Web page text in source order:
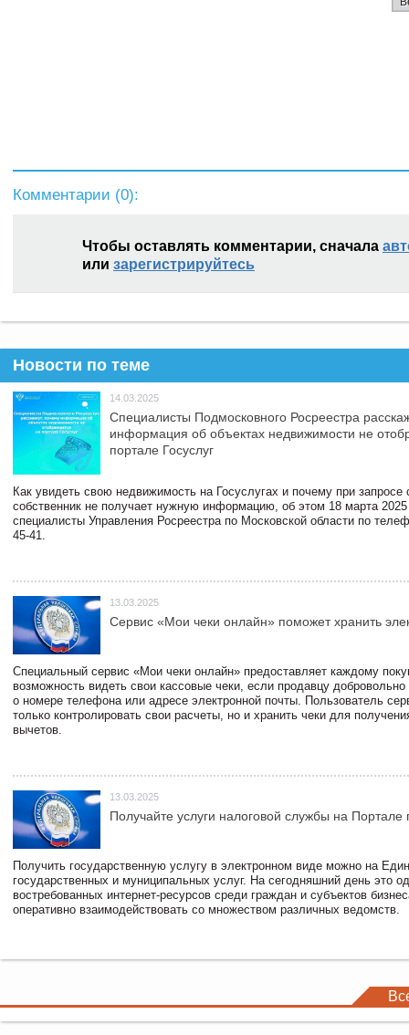
Комментарии (0):
Чтобы оставлять комментарии, сначала
или зарегистрируйтесь
Новости по теме
14.03.2025
Специалисты Подмосковного Росреестра
информация об объектах недвижимости не
портале Госуслуг
Как увидеть свою недвижимость на Госуслугах и почему при запросе
собственник не получает нужную информацию, об этом 18 марта 2025
специалисты Управления Росреестра по Московской области по
45-41.
13.03.2025
Сервис «Мои чеки онлайн» поможет хранить
Специальный сервис «Мои чеки онлайн» предоставляет каждому
возможность видеть свои кассовые чеки, если продавцу
о номере телефона или адресе электронной почты. Пользователь
только контролировать свои расчеты, но и хранить чеки для
вычетов.
13.03.2025
Получайте услуги налоговой службы на Портале
Получить государственную услугу в электронном виде можно на
государственных и муниципальных услуг. На сегодняшний день это
востребованных интернет-ресурсов среди граждан и субъектов
оперативно взаимодействовать со множеством различных ведомств.